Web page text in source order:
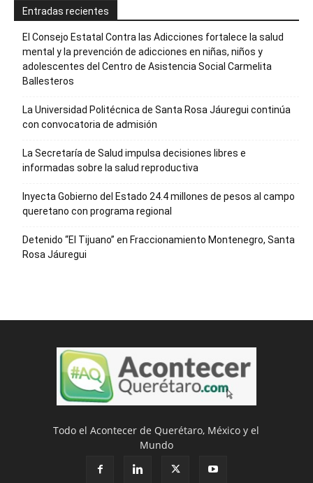
Entradas recientes
El Consejo Estatal Contra las Adicciones fortalece la salud
mental y la prevención de adicciones en niñas, niños y
adolescentes del Centro de Asistencia Social Carmelita
Ballesteros
La Universidad Politécnica de Santa Rosa Jáuregui continúa
con convocatoria de admisión
La Secretaría de Salud impulsa decisiones libres e
informadas sobre la salud reproductiva
Inyecta Gobierno del Estado 24.4 millones de pesos al campo
queretano con programa regional
Detenido “El Tijuano” en Fraccionamiento Montenegro, Santa
Rosa Jáuregui
Todo el Acontecer de Querétaro, México y el
Mundo